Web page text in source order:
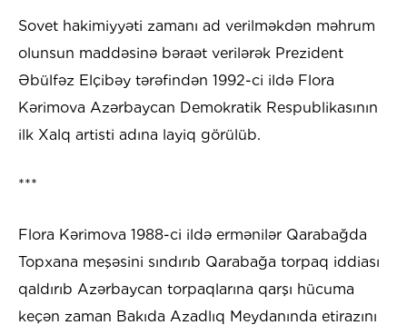
Sovet hakimiyyəti zamanı ad verilməkdən məhrum
olunsun maddəsinə bəraət verilərək Prezident
Əbülfəz Elçibəy tərəfindən 1992-ci ildə Flora
Kərimova Azərbaycan Demokratik Respublikasının
ilk Xalq artisti adına layiq görülüb.
***
Flora Kərimova 1988-ci ildə ermənilər Qarabağda
Topxana meşəsini sındırıb Qarabağa torpaq iddiası
qaldırıb Azərbaycan torpaqlarına qarşı hücuma
keçən zaman Bakıda Azadlıq Meydanında etirazını